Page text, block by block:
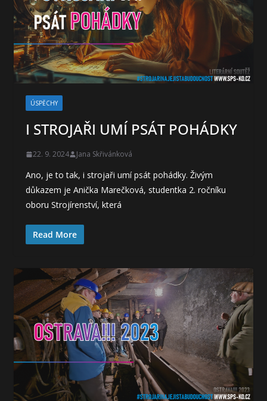
ÚSPĚCHY
I STROJAŘI UMÍ PSÁT POHÁDKY
22. 9. 2024 Jana Skřivánková
Ano, je to tak, i strojaři umí psát pohádky. Živým
důkazem je Anička Marečková, studentka 2. ročníku
oboru Strojírenství, která
Read More